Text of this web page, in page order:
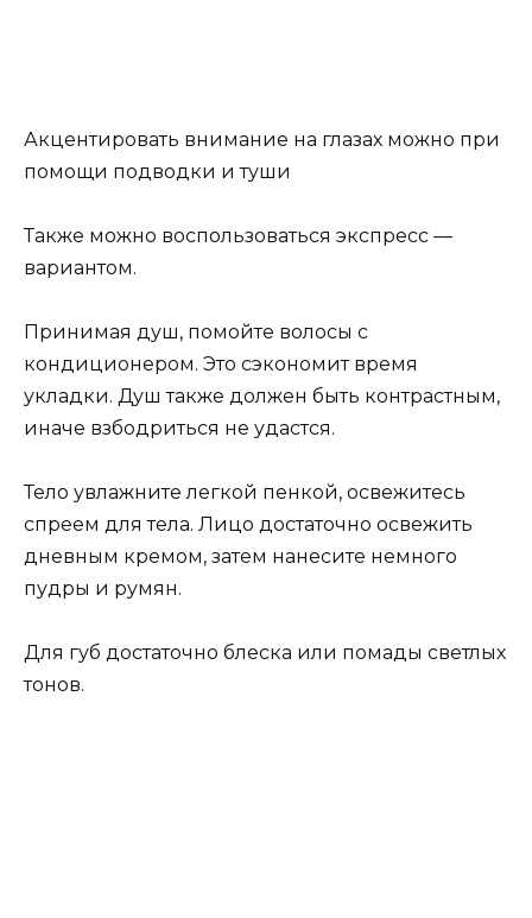
Акцентировать внимание на глазах можно при
помощи подводки и туши
Также можно воспользоваться экспресс —
вариантом.
Принимая душ, помойте волосы с
кондиционером. Это сэкономит время
укладки. Душ также должен быть контрастным,
иначе взбодриться не удастся.
Тело увлажните легкой пенкой, освежитесь
спреем для тела. Лицо достаточно освежить
дневным кремом, затем нанесите немного
пудры и румян.
Для губ достаточно блеска или помады светлых
тонов.